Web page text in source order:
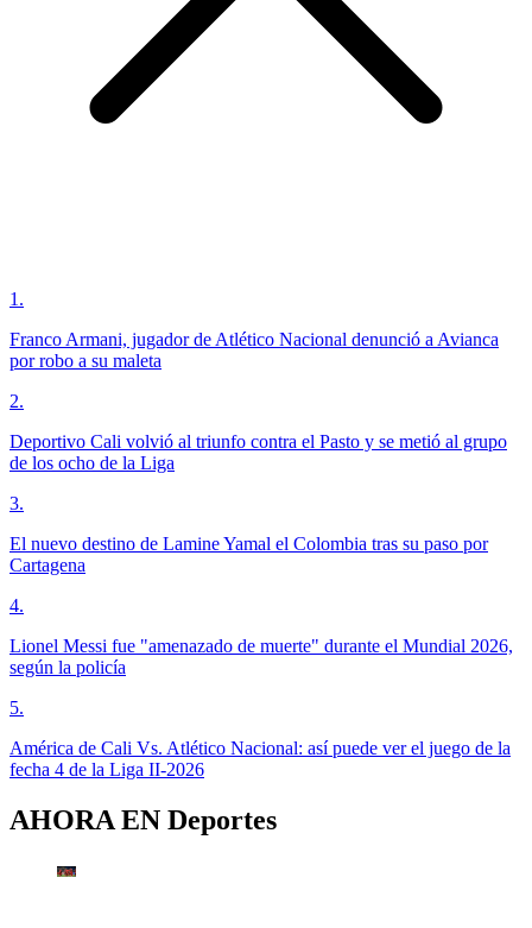
1 .
Franco Armani, jugador de Atlético Nacional denunció a Avianca
por robo a su maleta
2.
Deportivo Cali volvió al triunfo contra el Pasto y se metió al grupo
de los ocho de la Liga
3.
El nuevo destino de Lamine Yamal el Colombia tras su paso por
Cartagena
4.
Lionel Messi fue "amenazado de muerte" durante el Mundial 2026,
según la policía
5.
América de Cali Vs. Atlético Nacional: así puede ver el juego de la
fecha 4 de la Liga II-2026
AHORA EN Deportes